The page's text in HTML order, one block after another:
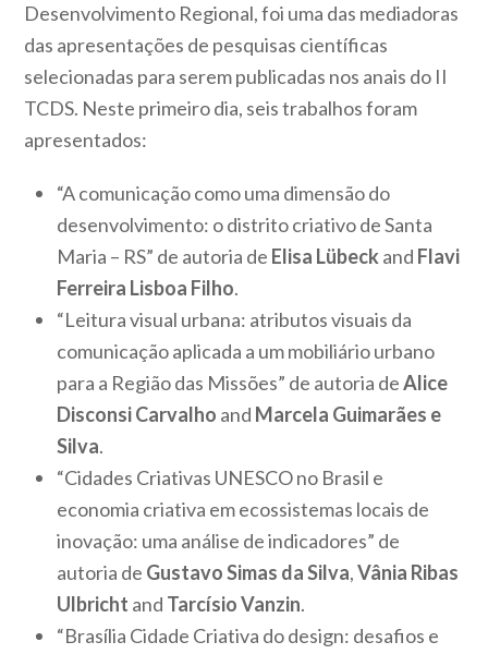
Desenvolvimento Regional, foi uma das mediadoras
das apresentações de pesquisas científicas
selecionadas para serem publicadas nos anais do II
TCDS. Neste primeiro dia, seis trabalhos foram
apresentados:
“A comunicação como uma dimensão do
desenvolvimento: o distrito criativo de Santa
Maria – RS” de autoria de Elisa Lübeck and Flavi
Ferreira Lisboa Filho.
“Leitura visual urbana: atributos visuais da
comunicação aplicada a um mobiliário urbano
para a Região das Missões” de autoria deAlice
Disconsi Carvalho and Marcela Guimarães e
Silva.
“Cidades Criativas UNESCO no Brasil e
economia criativa em ecossistemas locais de
inovação: uma análise de indicadores” de
autoria de Gustavo Simas da Silva,Vânia Ribas
Ulbricht and Tarcísio Vanzin.
“Brasília Cidade Criativa do design: desafios e